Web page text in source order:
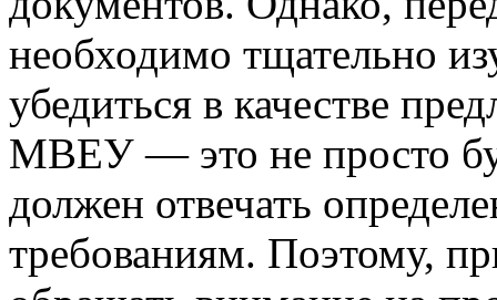
необходимо тщательно
убедиться в качестве
МВЕУ — это не просто
должен отвечать
требованиям. Поэтому,